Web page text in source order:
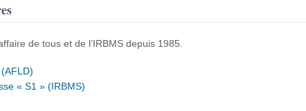
de tous et de l’IRBMS depuis 1985.
« S1 » (IRBMS)